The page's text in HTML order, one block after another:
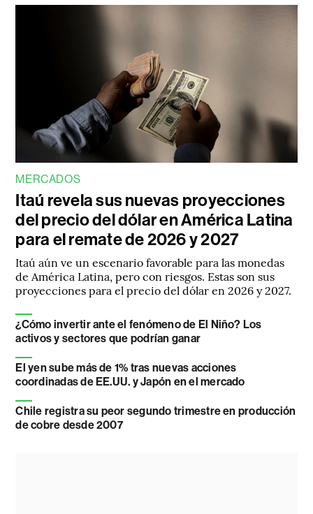
MERCADOS
Itaú revela sus nuevas proyecciones
del precio del dólar en América Latina
para el remate de 2026 y 2027
Itaú aún ve un escenario favorable para las monedas
de América Latina, pero con riesgos. Estas son sus
proyecciones para el precio del dólar en 2026 y 2027.
¿Cómo invertir ante el fenómeno de El Niño? Los
activos y sectores que podrían ganar
El yen sube más de 1% tras nuevas acciones
coordinadas de EE.UU. y Japón en el mercado
Chile registra su peor segundo trimestre en producción
de cobre desde 2007